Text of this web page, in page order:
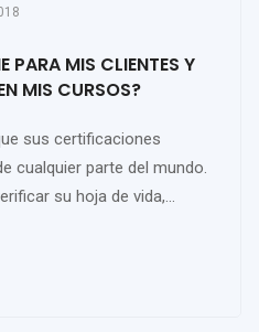
PARA MIS CLIENTES Y
MIS CURSOS?
sus certificaciones
cualquier parte del mundo.
su hoja de vida,...